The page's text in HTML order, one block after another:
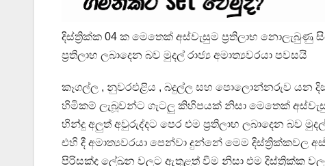
දිස්ත්‍රික්ක 04 ක මෙතෙක් අස්වැසුම ප්‍රතිලාභ නොලැබුණු
ප්‍රතිලාභ ලබාදෙන බව මුදල් රාජ්‍ය අමාත්‍යවරයා පවසයි
කෑගල්ල , නුවරඑළිය , බදුල්ල සහ පොලොන්නරුව යන
හිමිකම් ලැබූවන්ට ගැටලු කිහිපයක් නිසා මෙතෙක්
හින්දු අලුත් අවුරුද්දට පෙර එම ප්‍රතිලාභ ලබාදෙන බව
එහි දී අමාත්‍යවරයා පෙන්වා දුන්නේ මෙම දිස්ත්‍රික්කවල
පිරිසක්ද ලේඛන වලට ඇතුළත් වීම නිසා එම දිස්ත්‍රික්ක